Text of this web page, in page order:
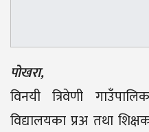
पोखरा,
विनयी त्रिवेणी
विद्यालयका प्रअ तथा